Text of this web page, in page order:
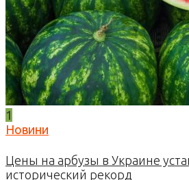
1
Новини
Цены на арбузы в Украине
исторический рекорд